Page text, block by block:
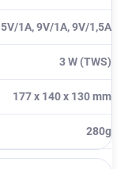
5V/1A, 9V/1A, 9V/1,5A
3 W (TWS)
177 x 140 x 130 mm
280g